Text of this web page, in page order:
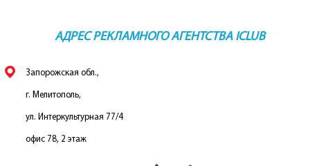
АДРЕС РЕКЛАМНОГО АГЕНТСТВА ICLUB
Запорожская обл.,
г. Мелитополь,
ул. Интеркультурная 77/4
офис 78, 2 этаж